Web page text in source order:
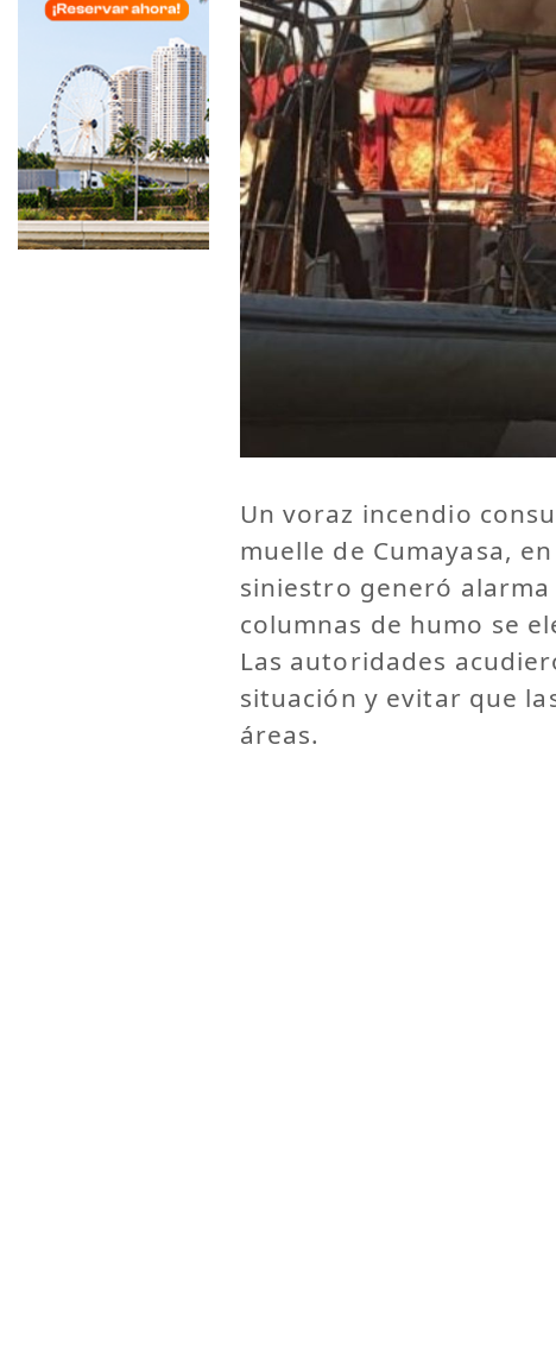
Un voraz incendio
muelle de Cumayasa,
siniestro generó
columnas de humo se
Las autoridades
situación y evitar que
áreas.